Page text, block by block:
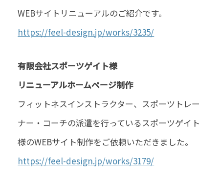
WEBサイトリニューアルのご紹介です。
https://feel-design.jp/works/3235/
有限会社スポーツゲイト様
リニューアルホームページ制作
フィットネスインストラクター、スポーツトレー
ナー・コーチの派遣を行っているスポーツゲイト
様のWEBサイト制作をご依頼いただきました。
https://feel-design.jp/works/3179/